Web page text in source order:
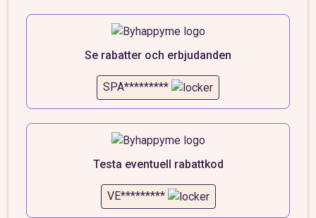
Se rabatter och erbjudanden
SPA*********
Testa eventuell rabattkod
VE*********